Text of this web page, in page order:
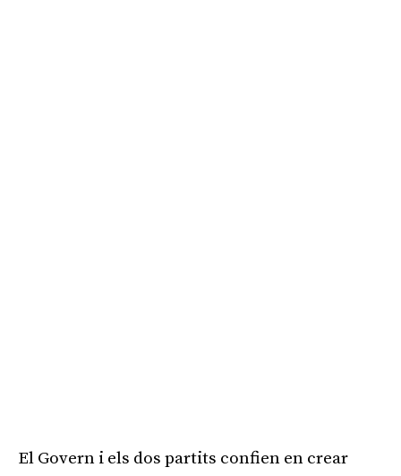
El Govern i els dos partits confien en crear